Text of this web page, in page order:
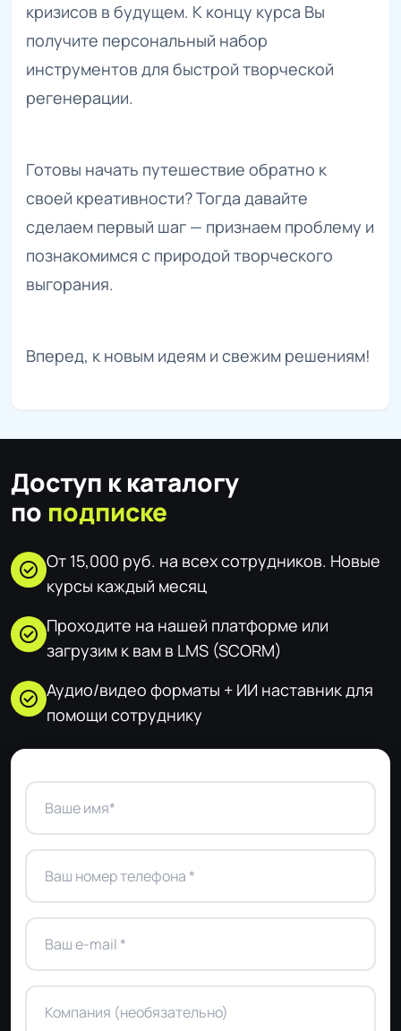
кризисов в будущем. К концу курса Вы
получите персональный набор
инструментов для быстрой творческой
регенерации.
Готовы начать путешествие обратно к
своей креативности? Тогда давайте
сделаем первый шаг — признаем проблему и
познакомимся с природой творческого
выгорания.
Вперед, к новым идеям и свежим решениям!
Доступ к каталогу
по подписке
check_circle От 15,000 руб. на всех сотрудников. Новые
курсы каждый месяц
check_circle Проходите на нашей платформе или
загрузим к вам в LMS (SCORM)
check_circle Аудио/видео форматы + ИИ наставник для
помощи сотруднику